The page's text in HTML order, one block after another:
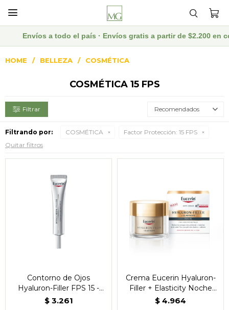

Envíos a todo el país · Envíos gratis a partir de $2.200 en
HOME BELLEZA COSMÉTICA
COSMÉTICA 15 FPS
Recomendados
Filtrando por: COSMÉTICA Factor Protección: 15 FPS
Quitar filtros
Contorno de Ojos
Hyaluron-Filler FPS 15 -
Eucerin
$ 3.261
Crema Eucerin Hyaluron-
Filler + Elasticity Noche
FPS 15 50 ml
$ 4.964